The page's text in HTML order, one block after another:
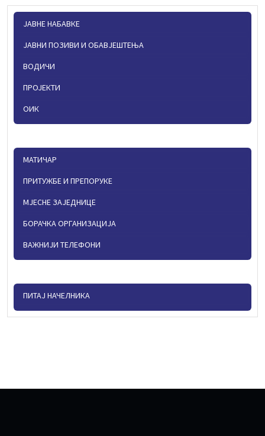
ЈАВНЕ НАБАВКЕ
ЈАВНИ ПОЗИВИ И ОБАВЈЕШТЕЊА
ВОДИЧИ
ПРОЈЕКТИ
ОИК
МАТИЧАР
ПРИТУЖБЕ И ПРЕПОРУКЕ
МЈЕСНЕ ЗАЈЕДНИЦЕ
БОРАЧКА ОРГАНИЗАЦИЈА
ВАЖНИЈИ ТЕЛЕФОНИ
ПИТАЈ НАЧЕЛНИКА